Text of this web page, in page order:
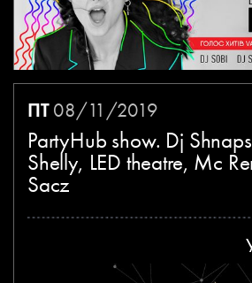
ПТ08/11/2019
PartyHub show. Dj
Shelly, LED theatre, Mc
Sacz